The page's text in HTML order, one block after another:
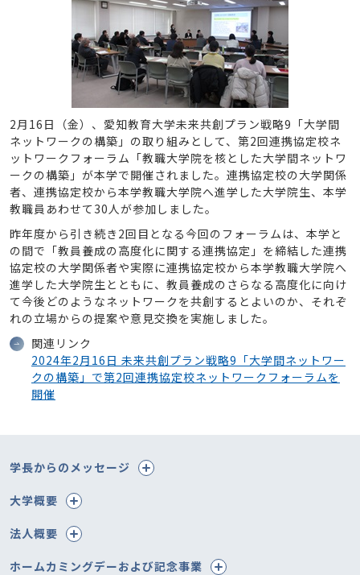
2月16日（金）、愛知教育大学未来共創プラン戦略9「大学間
ネットワークの構築」の取り組みとして、第2回連携協定校ネ
ットワークフォーラム「教職大学院を核とした大学間ネットワ
ークの構築」が本学で開催されました。連携協定校の大学関係
者、連携協定校から本学教職大学院へ進学した大学院生、本学
教職員あわせて30人が参加しました。
昨年度から引き続き2回目となる今回のフォーラムは、本学と
の間で「教員養成の高度化に関する連携協定」を締結した連携
協定校の大学関係者や実際に連携協定校から本学教職大学院へ
進学した大学院生とともに、教員養成のさらなる高度化に向け
て今後どのようなネットワークを共創するとよいのか、それぞ
れの立場からの提案や意見交換を実施しました。
関連リンク
2024年2月16日 未来共創プラン戦略9「大学間ネットワー
クの構築」で第2回連携協定校ネットワークフォーラムを
開催
学長からのメッセージ
大学概要
法人概要
ホームカミングデーおよび記念事業